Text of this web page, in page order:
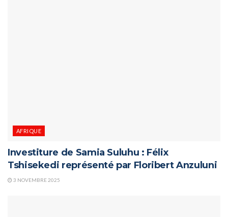
AFRIQUE
Investiture de Samia Suluhu : Félix
Tshisekedi représenté par Floribert Anzuluni
3 NOVEMBRE 2025